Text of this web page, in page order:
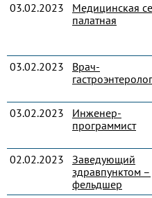
03.02.2023
Медицинская
палатная
03.02.2023
Врач-
гастроэнтеролог
03.02.2023
Инженер-
программист
02.02.2023
Заведующий
здравпунктом –
фельдшер